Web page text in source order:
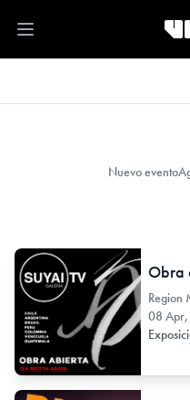
Open main menu
Nuevo evento
Obra
Region
08